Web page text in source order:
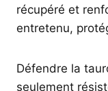
récupéré et
entretenu,
Défendre la
seulement